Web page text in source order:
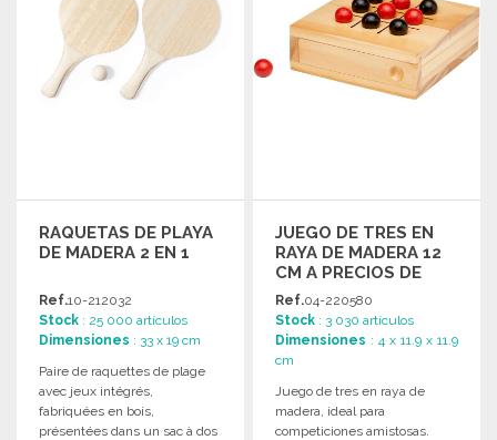
RAQUETAS DE PLAYA
DE MADERA 2 EN 1
Ref.10-212032
Stock : 25 000 artículos
Dimensiones : 33 x 19 cm
Paire de raquettes de plage
avec jeux intégrés,
fabriquées en bois,
présentées dans un sac à dos
JUEGO DE TRES EN
RAYA DE MADERA 12
CM A PRECIOS DE
MAYORISTA
Ref.04-220580
Stock : 3 030 artículos
Dimensiones : 4 x 11.9 x 11.9
cm
Juego de tres en raya de
madera, ideal para
competiciones amistosas.